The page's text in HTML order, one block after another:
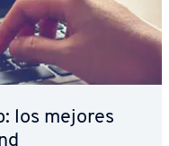
los mejores